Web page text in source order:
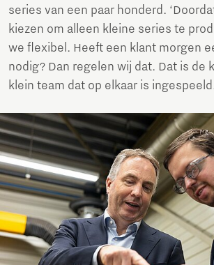
series van een paar honderd.
kiezen om alleen kleine series te
we flexibel. Heeft een klant morgen
nodig? Dan regelen wij dat. Dat is de
klein team dat op elkaar is